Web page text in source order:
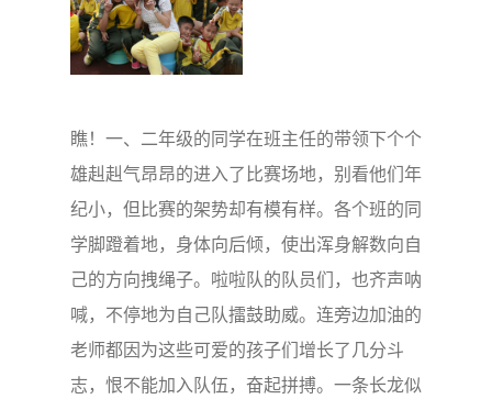
瞧！一、二年级的同学在班主任的带领下个个
雄赳赳气昂昂的进入了比赛场地，别看他们年
纪小，但比赛的架势却有模有样。各个班的同
学脚蹬着地，身体向后倾，使出浑身解数向自
己的方向拽绳子。啦啦队的队员们，也齐声呐
喊，不停地为自己队擂鼓助威。连旁边加油的
老师都因为这些可爱的孩子们增长了几分斗
志，恨不能加入队伍，奋起拼搏。一条长龙似